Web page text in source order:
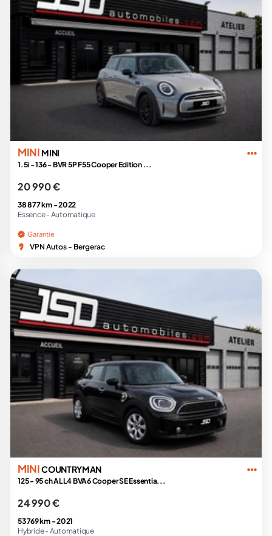
MINI MINI
1.5i - 136 - BVR 5P F55 Cooper Edition ...
20 990 €
38 877 km -2022
Essence - Automatique
Garantie
VPN Autos - Bergerac
MINICOUNTRYMAN
125 - 95 ch ALL4 BVA6 Cooper SE Essentia...
24 990 €
53 769 km -2021
Hybride - Automatique